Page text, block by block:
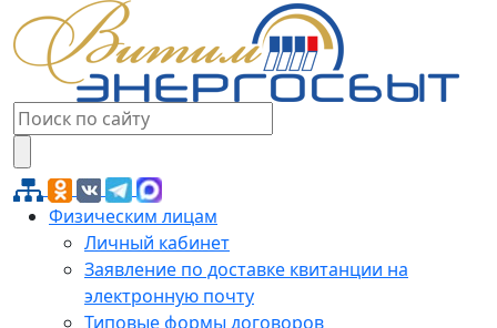
Физическим лицам
Личный кабинет
Заявление по доставке квитанции на
электронную почту
Типовые формы договоров